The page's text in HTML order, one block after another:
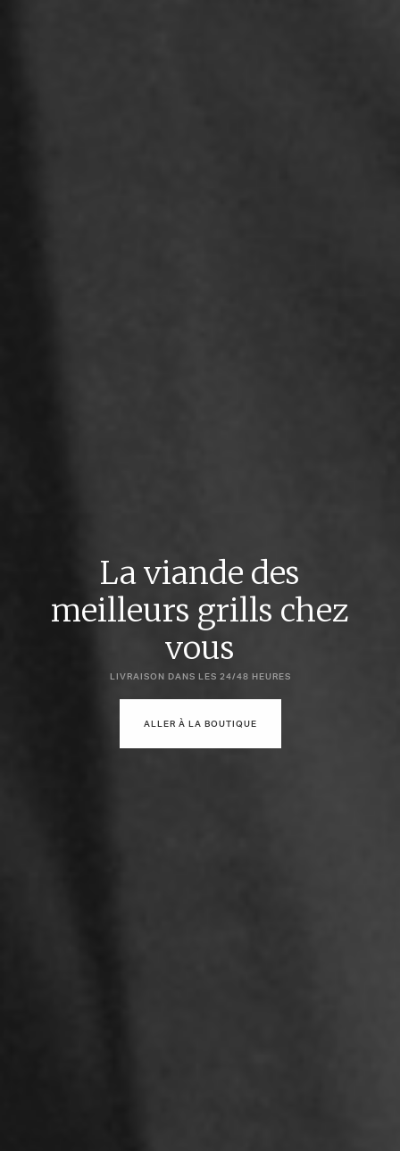
La viande des
meilleurs grills chez
vous
LIVRAISON DANS LES 24/48 HEURES
ALLER À LA BOUTIQUE
internationaux
reconnaissent la
viande de Txogitxu
comme la meilleure
viande au monde